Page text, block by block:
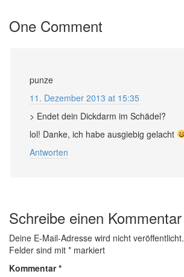
One Comment
punze
11. Dezember 2013 at 15:35
> Endet dein Dickdarm im Schädel?
lol! Danke, ich habe ausgiebig gelacht
Antworten
Schreibe einen Kommentar
Deine E-Mail-Adresse wird nicht veröffentlicht.
Felder sind mit * markiert
Kommentar*